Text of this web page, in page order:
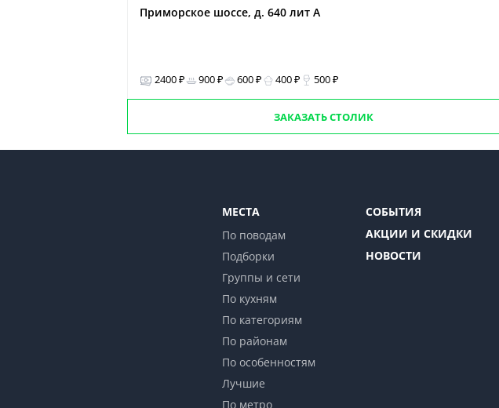
Приморское шоссе, д. 640 лит А
2400 ₽ 900 ₽ 600 ₽ 400 ₽ 500 ₽
ЗАКАЗАТЬ СТОЛИК
МЕСТА
По поводам
Подборки
Группы и сети
По кухням
По категориям
По районам
По особенностям
Лучшие
По метро
СОБЫТИЯ
АКЦИИ И СКИДКИ
НОВОСТИ